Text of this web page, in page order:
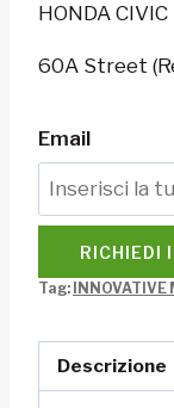
HONDA
60A Street
Email
RICHIEDI
Tag:
Descrizione